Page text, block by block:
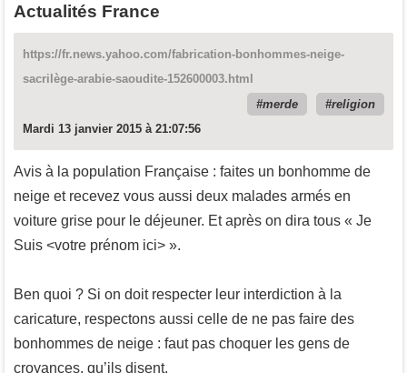
Actualités France
https://fr.news.yahoo.com/fabrication-bonhommes-neige-
sacrilège-arabie-saoudite-152600003.html
merde
religion
Mardi 13 janvier 2015 à 21:07:56
Avis à la population Française : faites un bonhomme de
neige et recevez vous aussi deux malades armés en
voiture grise pour le déjeuner. Et après on dira tous « Je
Suis <votre prénom ici> ».
Ben quoi ? Si on doit respecter leur interdiction à la
caricature, respectons aussi celle de ne pas faire des
bonhommes de neige : faut pas choquer les gens de
croyances, qu’ils disent.